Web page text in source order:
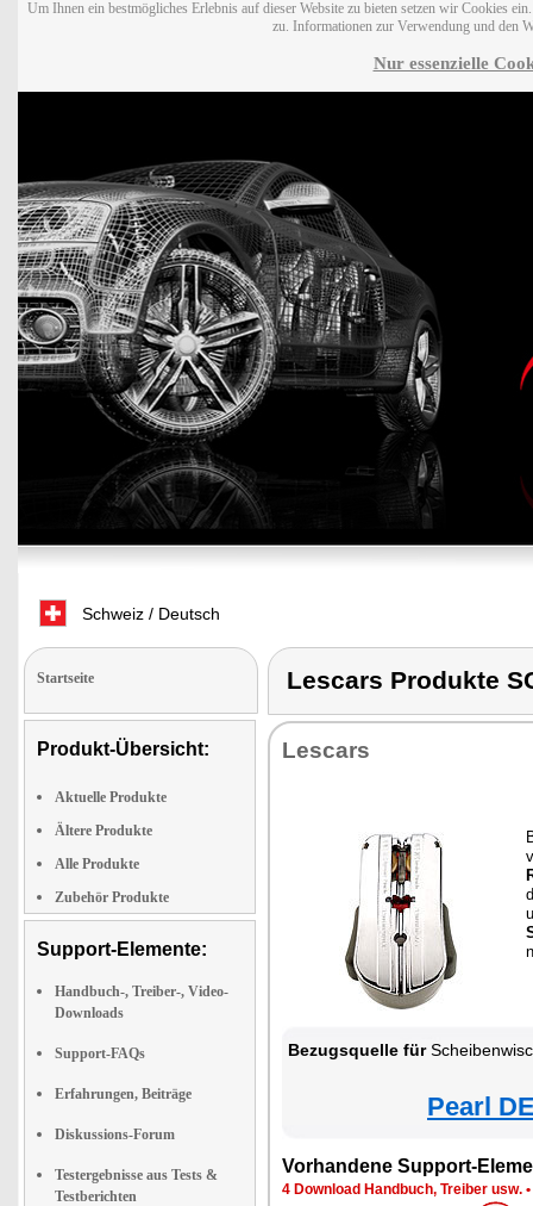
Um Ihnen ein bestmögliches Erlebnis auf dieser Website zu bieten setzen wir Cookies
zu. Informationen zur Verwendung und den
Nur essenzielle
Schweiz / Deutsch
Startseite
Produkt-Übersicht:
Aktuelle Produkte
Ältere Produkte
Alle Produkte
Zubehör Produkte
Support-Elemente:
Handbuch-, Treiber-, Video-
Downloads
Support-FAQs
Erfahrungen, Beiträge
Diskussions-Forum
Testergebnisse aus Tests &
Testberichten
Lescars Produkte
Lescars
Bezugsquelle fürScheibenwischer-
Pearl
Vorhandene Support-
4 Download Handbuch, Treiber usw. •